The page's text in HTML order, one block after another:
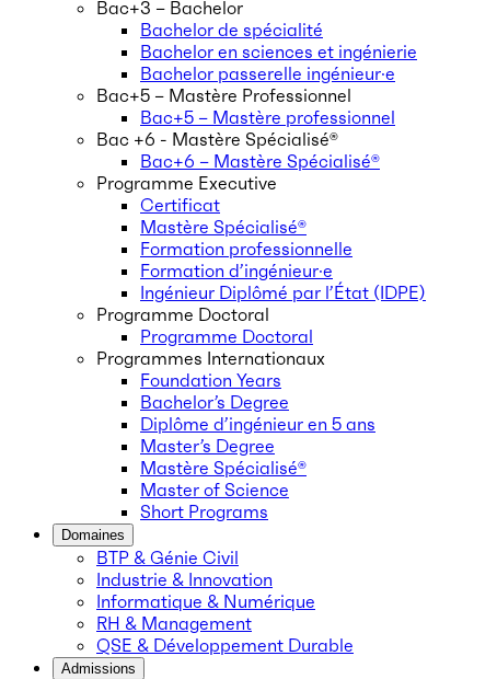
Bac+3 – Bachelor
Bachelor de spécialité
Bachelor en sciences et ingénierie
Bachelor passerelle ingénieur·e
Bac+5 – Mastère Professionnel
Bac+5 – Mastère professionnel
Bac +6 - Mastère Spécialisé®
Bac+6 – Mastère Spécialisé®
Programme Executive
Certificat
Mastère Spécialisé®
Formation professionnelle
Formation d’ingénieur·e
Ingénieur Diplômé par l’État (IDPE)
Programme Doctoral
Programme Doctoral
Programmes Internationaux
Foundation Years
Bachelor’s Degree
Diplôme d’ingénieur en 5 ans
Master’s Degree
Mastère Spécialisé®
Master of Science
Short Programs
Domaines
BTP & Génie Civil
Industrie & Innovation
Informatique & Numérique
RH & Management
QSE & Développement Durable
Admissions